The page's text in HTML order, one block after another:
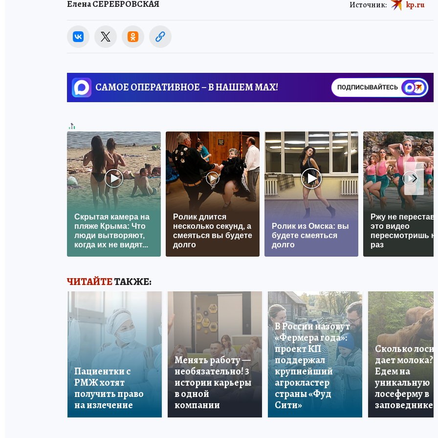
Елена СЕРЕБРОВСКАЯ Источник: kp.ru
САМОЕ ОПЕРАТИВНОЕ – В НАШЕМ MAX! ПОДПИСЫВАЙТЕСЬ
Скрытая камера на
пляже Крыма: Что
люди вытворяют,
когда их не видят...
Ролик длится
несколько секунд, а
смеяться вы будете
долго
Ролик из Омска: вы
будете смеяться
долго
Ржу не
это видео
пересмотришь не
раз
ЧИТАЙТЕТАКЖЕ:
Пациентки с
РМЖ хотят
получить право
на излечение
Менять работу —
необязательно! 3
истории карьеры
в одной
компании
В России назовут
«Фермера года»:
проект КП
поддержал
крупнейший
агрокластер
страны «Фуд
Сити»
Сколько лосиха
дает молока?
Едем на
уникальную
лосеферму в
заповеднике!